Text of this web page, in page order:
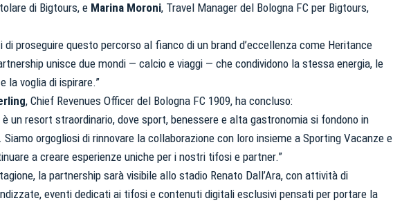
di Bigtours, e Marina Moroni, Travel Manager del Bologna FC per Bigtours,
di proseguire questo percorso al fianco di un brand d’eccellenza come Heritance
unisce due mondi — calcio e viaggi — che condividono la stessa energia, le
la voglia di ispirare.”
, Chief Revenues Officer del Bologna FC 1909, ha concluso:
è un resort straordinario, dove sport, benessere e alta gastronomia si fondono in
orgogliosi di rinnovare la collaborazione con loro insieme a Sporting Vacanze e
a creare esperienze uniche per i nostri tifosi e partner.”
la partnership sarà visibile allo stadio Renato Dall’Ara, con attività di
eventi dedicati ai tifosi e contenuti digitali esclusivi pensati per portare la
Pre-vendita solo perabbonati
«We are one»cardcittadini bolognesi
vendite regolari inizieranno il.